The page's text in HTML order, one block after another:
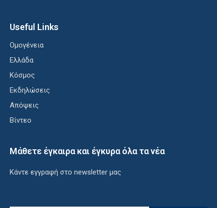
Useful Links
Ομογένεια
Ελλάδα
Κόσμος
Εκδηλώσεις
Απόψεις
Βίντεο
Μάθετε έγκαιρα και έγκυρα όλα τα νέα
Κάντε εγγραφή στο newsletter μας